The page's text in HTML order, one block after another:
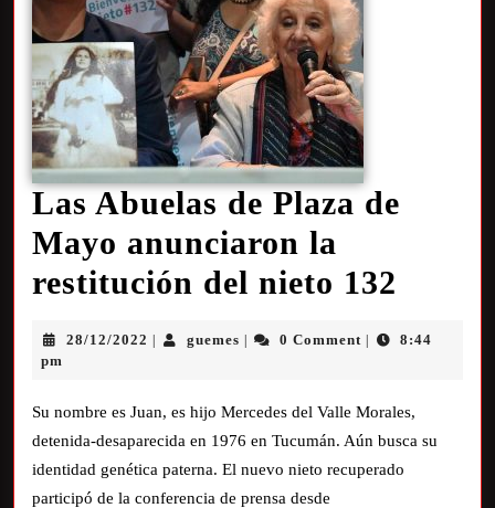
Las Abuelas de Plaza de
Mayo anunciaron la
restitución del nieto 132
28/12/2022 guemes 0 Comment
8:44
pm
Su nombre es Juan, es hijo Mercedes del Valle Morales,
detenida-desaparecida en 1976 en Tucumán. Aún busca su
identidad genética paterna. El nuevo nieto recuperado
participó de la conferencia de prensa desde